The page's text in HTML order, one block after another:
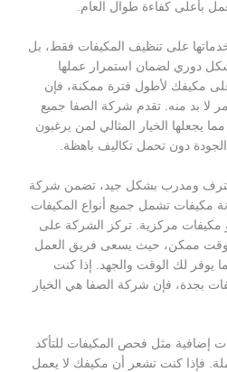
بأعلى كفاءة طوال العام.
على تنظيف المكيفات فقط، بل
دوري لضمان استمرار عملها
مكيفك لأطول فترة ممكنة، فإن
لا بد منه. تقدم شركة الصفا جميع
يجعلها الخيار المثالي لمن يرغبون
دون تحمل تكاليف باهظة.
ومدرب بشكل جيد، تضمن شركة
مكيفات تشمل جميع أنواع المكيفات
مركزية. تركز الشركة على
ممكن، حيث يسعى فريق العمل
يوفر لك الوقت والجهد. إذا كنت
بجدة، فإن شركة الصفا هي الخيار
إضافية مثل فحص المكيفات للتأكد
فإذا كنت تشعر أن مكيفك لا يعمل